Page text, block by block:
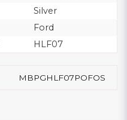
Silver
Ford
HLF07
MBPGHLF07POFOS